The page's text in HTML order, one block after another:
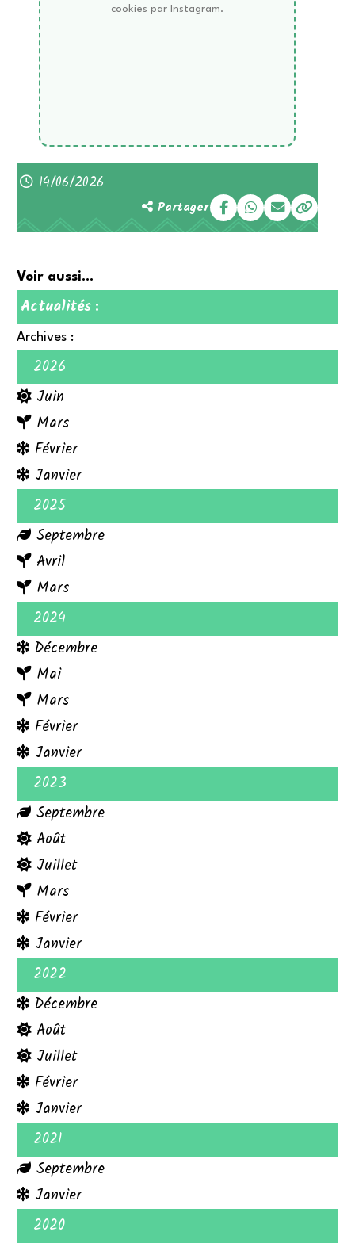
cookies par Instagram.
14/06/2026
Partager
Voir aussi...
Actualités :
Archives :
2026
Juin
Mars
Février
Janvier
2025
Septembre
Avril
Mars
2024
Décembre
Mai
Mars
Février
Janvier
2023
Septembre
Août
Juillet
Mars
Février
Janvier
2022
Décembre
Août
Juillet
Février
Janvier
2021
Septembre
Janvier
2020